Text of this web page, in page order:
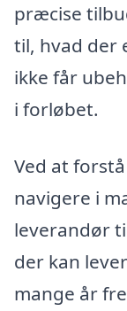
præcise
til, hvad der
ikke får
i forløbet.
Ved at
navigere i
leverandør
der kan
mange år